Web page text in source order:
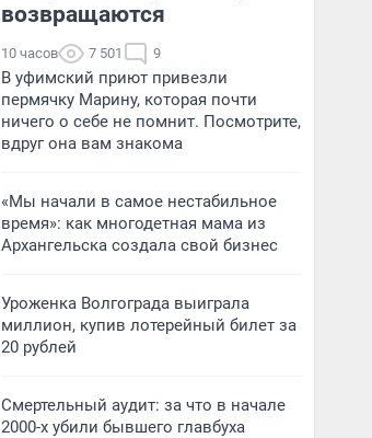
возвращаются
10 часов 7 501 9
В уфимский приют привезли
пермячку Марину, которая почти
ничего о себе не помнит. Посмотрите,
вдруг она вам знакома
«Мы начали в самое нестабильное
время»: как многодетная мама из
Архангельска создала свой бизнес
Уроженка Волгограда выиграла
миллион, купив лотерейный билет за
20 рублей
Смертельный аудит: за что в начале
2000-х убили бывшего главбуха